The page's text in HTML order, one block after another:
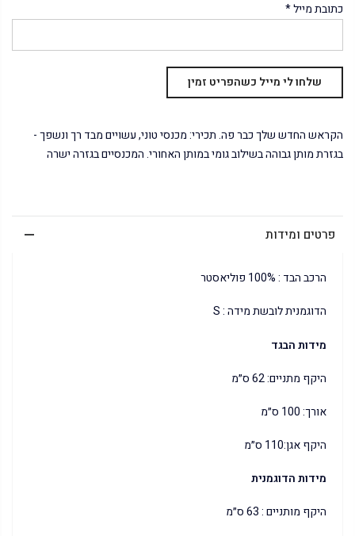
כתובת מייל*
הקראש החדש שלך כבר פה. תכירי: מכנסי טוני, עשויים מבד רך ונשפך -
בגזרת מותן גבוהה בשילוב גומי במותן האחורי. המכנסיים בגזרה ישרה
פרטים ומידות
הרכב הבד : 100% פוליאסטר
הדוגמנית לובשת מידה : S
מידות הבגד
היקף מתניים: 62 ס״מ
אורך: 100 ס״מ
היקף אגן:110 ס״מ
מידות הדוגמנית
היקף מותניים : 63 ס״מ